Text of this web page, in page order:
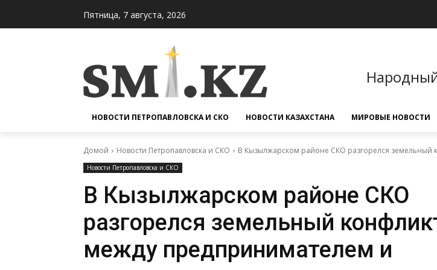
Пятница, 7 августа, 2026
НОВОСТИ ПЕТРОПАВЛОВСКА И СКО НОВОСТИ КАЗАХСТАНА МИРОВЫЕ НОВОСТИ
Домой Новости Петропавловска и СКО В Кызылжарском районе СКО разгорелся земельный
Новости Петропавловска и СКО
В Кызылжарском районе СКО
разгорелся земельный
между предпринимателем и